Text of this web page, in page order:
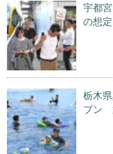
宇都
の想
栃木
プン